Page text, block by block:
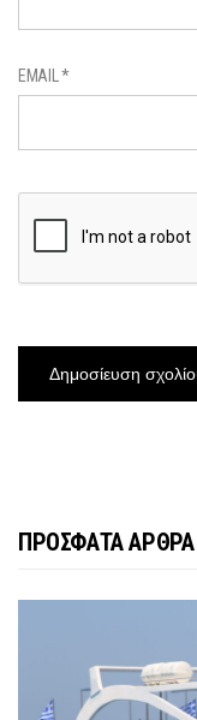
EMAIL*
ΠΡΟΣΦΑΤΑ ΑΡΘΡΑ